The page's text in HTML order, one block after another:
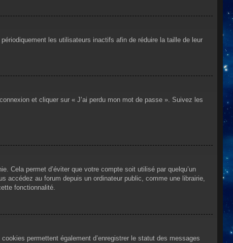
les utilisateurs inactifs afin de réduire la taille de leur
et cliquer sur « J’ai perdu mon mot de passe ». Suivez les
Cela permet d’éviter que votre compte soit utilisé par quelqu’un
accédez au forum depuis un ordinateur public, comme une librairie,
fonctionnalité.
permettent également d’enregistrer le statut des messages